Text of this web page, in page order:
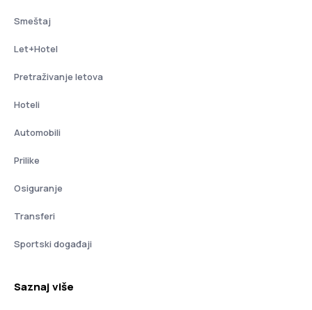
Smeštaj
Let+Hotel
Pretraživanje letova
Hoteli
Automobili
Prilike
Osiguranje
Transferi
Sportski događaji
Saznaj više